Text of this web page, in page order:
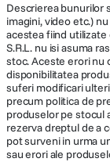
Descrierea bunurilor
imagini, video etc.)
acestea fiind
S.R.L. nu isi asuma
stoc. Aceste erori nu
disponibilitatea
suferi modificari
precum politica de
produselor pe stocul
rezerva dreptul de a
pot surveni in urma
sau erori ale